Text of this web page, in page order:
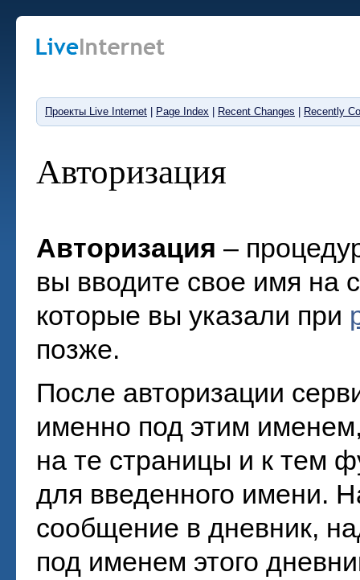
Проекты Live Internet Page Index Recent Changes Recently
Авторизация
Авторизация –
вы вводите свое имя на
которые вы указали при
позже.
После авторизации
именно под этим
на те страницы и к тем
для введенного имени.
сообщение в дневник,
под именем этого